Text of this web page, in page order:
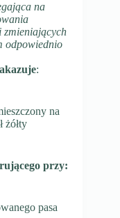
na
zmieniających
odpowiednio
:
na
żółty
przy:
pasa